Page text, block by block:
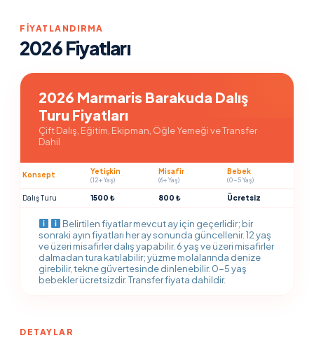
FIYATLANDIRMA
2026 Fiyatları
2026 Marmaris Barakuda Dalış
Turu Fiyatları
Çift Dalış, Eğitim, Ekipman, Öğle Yemeği ve Transfer
Dahil
Konsept Yetişkin
(12+ Yaş)
Misafir
(6+ Yaş)
Bebek
(0-5 Yaş)
Dalış Turu 1500 ₺ 800 ₺ Ücretsiz
Belirtilen fiyatlar mevcut ay için geçerlidir; bir
sonraki ayın fiyatları her ay sonunda güncellenir. 12 yaş
ve üzeri misafirler dalış yapabilir. 6 yaş ve üzeri misafirler
dalmadan tura katılabilir; yüzme molalarında denize
girebilir, tekne güvertesinde dinlenebilir. 0-5 yaş
bebekler ücretsizdir. Transfer fiyata dahildir.
DETAYLAR